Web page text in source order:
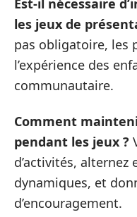
les jeux de
pas obligatoire, les
l’expérience des
communautaire.
Comment
pendant les jeux ?
d’activités,
dynamiques, et
d’encouragement.